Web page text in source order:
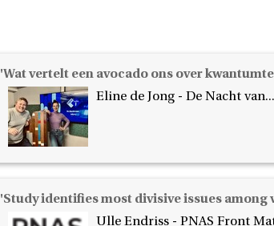
'Wat vertelt een avocado ons over
Eline de Jong - De Nacht
'Study identifies most divisive issues
Ulle Endriss - PNAS Front